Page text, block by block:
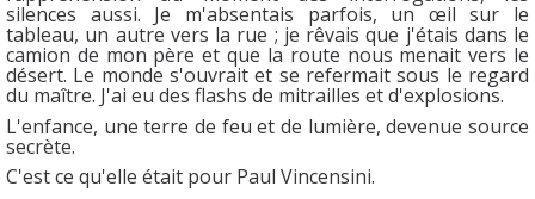
silences aussi. Je m'absentais parfois, un œil sur le
tableau, un autre vers la rue ; je rêvais que j'étais dans le
camion de mon père et que la route nous menait vers le
désert. Le monde s'ouvrait et se refermait sous le regard
du maître. J'ai eu des flashs de mitrailles et d'explosions.
L'enfance, une terre de feu et de lumière, devenue source
secrète.
C'est ce qu'elle était pour Paul Vincensini.